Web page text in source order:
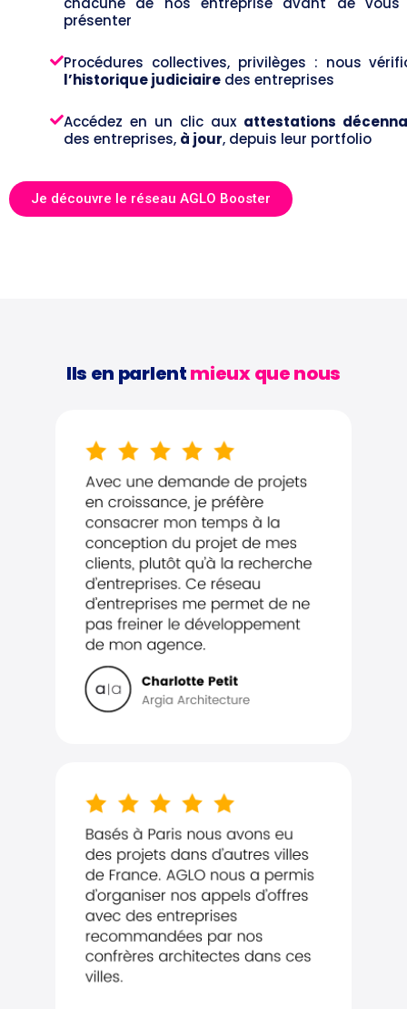
présenter
Procédures collectives, privilèges : nous
l’historique judiciaire des entreprises
Accédez en un clic aux attestations
des entreprises, à jour, depuis leur portfolio
Je découvre le réseau AGLO Booster
Ils en parlentmieux que nous